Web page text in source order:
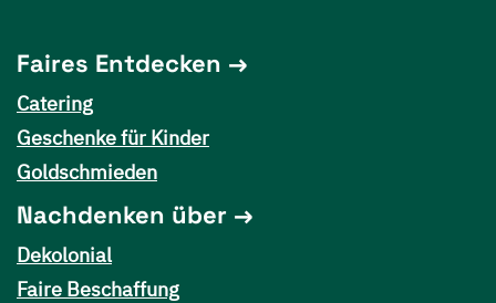
Faires Entdecken
Catering
Geschenke für Kinder
Goldschmieden
Nachdenken über
Dekolonial
Faire Beschaffung